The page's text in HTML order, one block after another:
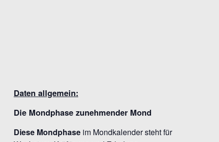
Daten allgemein:
Die Mondphase zunehmender Mond
Diese Mondphase im Mondkalender steht für